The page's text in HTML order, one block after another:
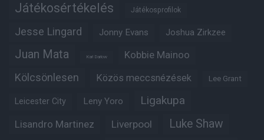
Játékosértékelés Játékosprofilok
Jesse Lingard Jonny Evans Joshua Zirkzee
Juan Mata Karl Darlow Kobbie Mainoo
Kölcsönlesen Közös meccsnézések Lee Grant
Leicester City Leny Yoro Ligakupa
Lisandro Martinez Liverpool Luke Shaw